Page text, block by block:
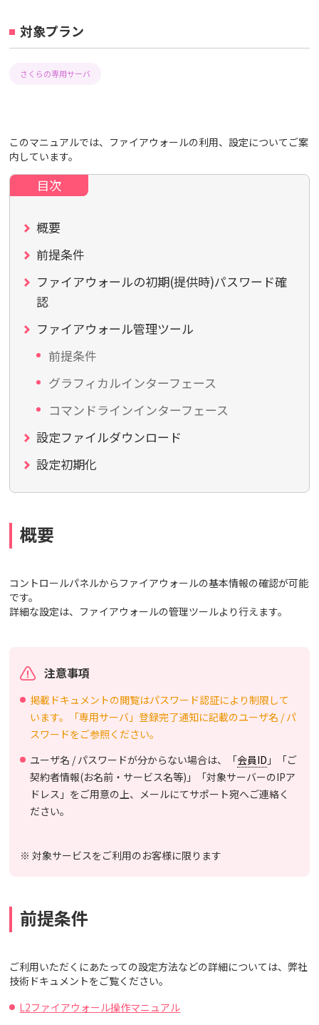
対象プラン
さくらの専用サーバ
このマニュアルでは、ファイアウォールの利用、設定についてご案
内しています。
概要
前提条件
ファイアウォールの初期(提供時)パスワード確
認
ファイアウォール管理ツール
前提条件
グラフィカルインターフェース
コマンドラインインターフェース
設定ファイルダウンロード
設定初期化
概要
コントロールパネルからファイアウォールの基本情報の確認が可能
です。
詳細な設定は、ファイアウォールの管理ツールより行えます。
注意事項
掲載ドキュメントの閲覧はパスワード認証により制限して
います。「専用サーバ」登録完了通知に記載のユーザ名 / パ
スワードをご参照ください。
ユーザ名 / パスワードが分からない場合は、「会員ID 」「ご
契約者情報(お名前・サービス名等)」「対象サーバーのIPア
ドレス」をご用意の上、メールにてサポート宛へご連絡く
ださい。
※ 対象サービスをご利用のお客様に限ります
前提条件
ご利用いただくにあたっての設定方法などの詳細については、弊社
技術ドキュメントをご覧ください。
L2ファイアウォール操作マニュアル